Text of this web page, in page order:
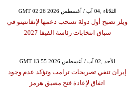
GMT 02:26 2026 الثلاثاء ,04 آب / أغسطس
ويلز تصبح أول دولة تسحب دعمها لإنفانتينو في
سباق انتخابات رئاسة الفيفا 2027
GMT 13:55 2026 الأحد ,02 آب / أغسطس
إيران تنفي تصريحات ترامب وتؤكد عدم وجود
اتفاق لإعادة فتح مضيق هرمز